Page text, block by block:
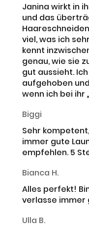
Janina wirkt in
und das
viel, was ich
kennt
genau, wie sie
gut aussieht.
aufgehoben
wenn ich bei ihr
Biggi
Sehr
immer gute
empfehlen. 5
Bianca H.
Alles perfekt!
verlasse immer
Ulla B.